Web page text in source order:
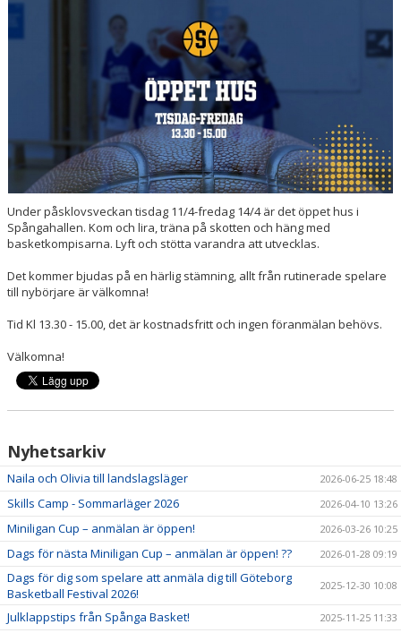
VÅRA LAG/TRÄNARE
KALENDER
Under påsklovsveckan tisdag 11/4-fredag 14/4 är det öppet hus i
Spångahallen. Kom och lira, träna på skotten och häng med
basketkompisarna. Lyft och stötta varandra att utvecklas.
Det kommer bjudas på en härlig stämning, allt från rutinerade spelare
till nybörjare är välkomna!
Tid Kl 13.30 - 15.00, det är kostnadsfritt och ingen föranmälan behövs.
Välkomna!
Nyhetsarkiv
Naila och Olivia till landslagsläger 2026-06-25 18:48
Skills Camp - Sommarläger 2026 2026-04-10 13:26
Miniligan Cup – anmälan är öppen! 2026-03-26 10:25
Dags för nästa Miniligan Cup – anmälan är öppen! ?? 2026-01-28 09:19
Dags för dig som spelare att anmäla dig till Göteborg
Basketball Festival 2026!
2025-12-30 10:08
Julklappstips från Spånga Basket! 2025-11-25 11:33